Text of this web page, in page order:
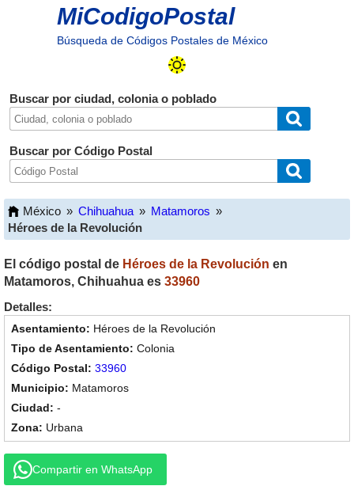
MiCodigoPostal
Búsqueda de Códigos Postales de México
Buscar por ciudad, colonia o poblado
Buscar por Código Postal
México » Chihuahua » Matamoros »
Héroes de la Revolución
El código postal de Héroes de la Revolución en
Matamoros, Chihuahua es 33960
Detalles:
Héroes de la Revolución
Colonia
33960
Matamoros
-
Urbana
Compartir en WhatsApp